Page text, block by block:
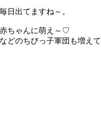
日出てますね～。
ちゃんに萌え～♡
どのちびっ子軍団も増えて